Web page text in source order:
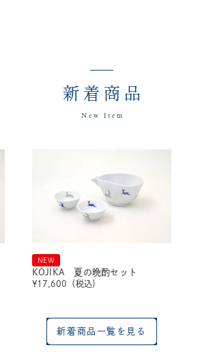
新着商品
New Item
NEW
KOJIKA 夏の晩酌セット
¥17,600 （税込）
新着商品一覧を見る